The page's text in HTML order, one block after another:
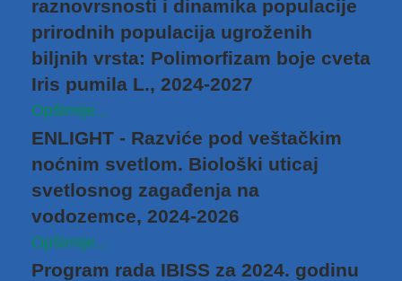
raznovrsnosti i dinamika populacije
prirodnih populacija ugroženih
bilјnih vrsta: Polimorfizam boje cveta
Iris pumila L., 2024-2027
Opširnije...
ENLIGHT - Razviće pod veštačkim
noćnim svetlom. Biološki uticaj
svetlosnog zagađenja na
vodozemce, 2024-2026
Opširnije...
Program rada IBISS za 2024. godinu